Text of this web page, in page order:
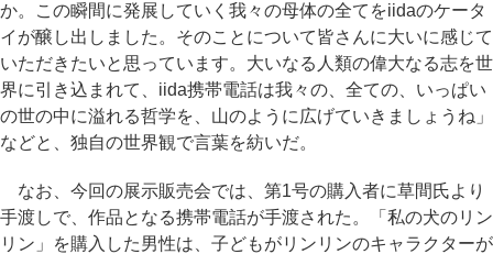
か。この瞬間に発展していく我々の母体の全てをiidaのケータ
イが醸し出しました。そのことについて皆さんに大いに感じて
いただきたいと思っています。大いなる人類の偉大なる志を世
界に引き込まれて、iida携帯電話は我々の、全ての、いっぱい
の世の中に溢れる哲学を、山のように広げていきましょうね」
などと、独自の世界観で言葉を紡いだ。
なお、今回の展示販売会では、第1号の購入者に草間氏より
手渡しで、作品となる携帯電話が手渡された。「私の犬のリン
リン」を購入した男性は、子どもがリンリンのキャラクターが